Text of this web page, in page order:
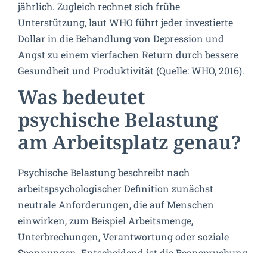
jährlich. Zugleich rechnet sich frühe
Unterstützung, laut WHO führt jeder investierte
Dollar in die Behandlung von Depression und
Angst zu einem vierfachen Return durch bessere
Gesundheit und Produktivität (Quelle: WHO, 2016).
Was bedeutet
psychische Belastung
am Arbeitsplatz genau?
Psychische Belastung beschreibt nach
arbeitspsychologischer Definition zunächst
neutrale Anforderungen, die auf Menschen
einwirken, zum Beispiel Arbeitsmenge,
Unterbrechungen, Verantwortung oder soziale